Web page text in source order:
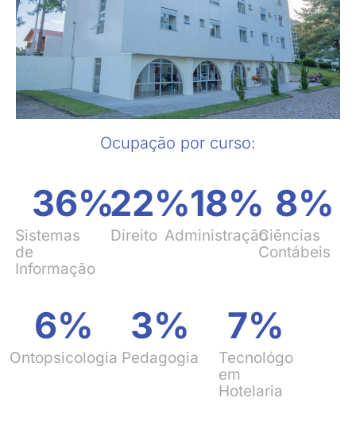
Ocupação por curso:
Sistemas
de
Informação
36%
Direito
22%
Administração
18%
Ciências
Contábeis
8%
Ontopsicologia
6%
Pedagogia
3%
Tecnológo
em
Hotelaria
7%